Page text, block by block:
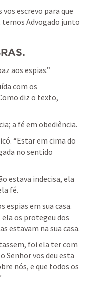
escrevo para que
temos Advogado junto
aos espias.”
com os
diz o texto,
a fé em obediência.
“Estar em cima do
no sentido
estava indecisa, ela
fé.
espias em sua casa.
ela os protegeu dos
foi ela ter com
Senhor vos deu esta
nós, e que todos os